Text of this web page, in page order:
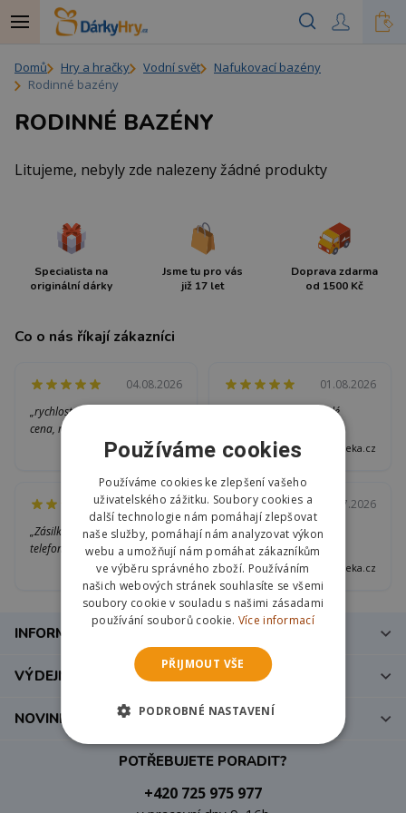
Domů Hry a hračky Vodní svět
Nafukovací bazény
Rodinné bazény
RODINNÉ BAZÉNY
Litujeme, nebyly zde nalezeny žádné produkty
Specialista na
originální dárky
Jsme tu pro vás
již 17 let
Doprava zdarma
od 1500 Kč
Co o nás říkají zákazníci
04.08.2026
„rychlost dodání, přijatelná
cena, radost vnoučat“
Heureka.cz
01.08.2026
„Brousek pěkný a rychlé
Heureka.cz
31.07.2026
„Zásilka nedorazila ,maily i
telefony bez odpovědi......“
Heureka.cz
30.07.2026
„Vše bylo v pořádku.“
Heureka.cz
INFORMACE
VÝDEJNÍ MÍSTO V BRNĚ
POTŘEBUJETE PORADIT?
+420 725 975 977
NOVINKY E-MAILEM
Používáme cookies
Používáme cookies ke zlepšení vašeho
uživatelského zážitku. Soubory cookies a
další technologie nám pomáhají zlepšovat
naše služby, pomáhají nám analyzovat výkon
webu a umožňují nám pomáhat zákazníkům
ve výběru správného zboží. Používáním
našich webových stránek souhlasíte se všemi
soubory cookie v souladu s našimi zásadami
používání souborů cookie. Více informací
PŘIJMOUT VŠE
PODROBNÉ NASTAVENÍ